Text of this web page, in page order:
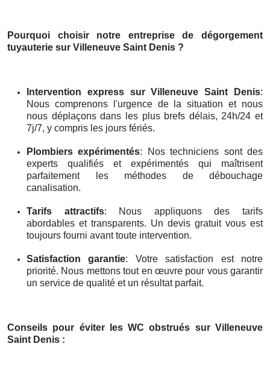
Pourquoi choisir notre entreprise de dégorgement
tuyauterie sur Villeneuve Saint Denis ?
Intervention express sur Villeneuve Saint Denis:
Nous comprenons l'urgence de la situation et nous
nous déplaçons dans les plus brefs délais, 24h/24 et
7j/7, y compris les jours fériés.
Plombiers expérimentés: Nos techniciens sont des
experts qualifiés et expérimentés qui maîtrisent
parfaitement les méthodes de débouchage
canalisation.
Tarifs attractifs: Nous appliquons des tarifs
abordables et transparents. Un devis gratuit vous est
toujours fourni avant toute intervention.
Satisfaction garantie: Votre satisfaction est notre
priorité. Nous mettons tout en œuvre pour vous garantir
un service de qualité et un résultat parfait.
Conseils pour éviter les WC obstrués sur Villeneuve
Saint Denis :